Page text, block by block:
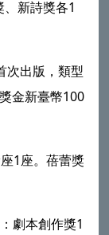
新詩獎各1
次出版，類型
金新臺幣100
1座。蓓蕾獎
劇本創作獎1